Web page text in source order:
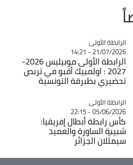
Catégorie
الرابطة الأولى
21/07/2026 - 14:21
الرابطة الأولى موبيليس 2026-
2027 : اولمبيك أقبو في تربص
تحضيري بطبرقة التونسية
Catégorie
الرابطة الأولى
05/06/2026 - 22:15
كأس رابطة أبطال إفريقيا:
شبيبة الساورة والعميد
سيمثّلان الجزائر